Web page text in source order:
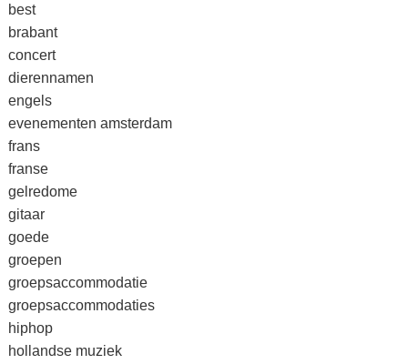
best
brabant
concert
dierennamen
engels
evenementen amsterdam
frans
franse
gelredome
gitaar
goede
groepen
groepsaccommodatie
groepsaccommodaties
hiphop
hollandse muziek